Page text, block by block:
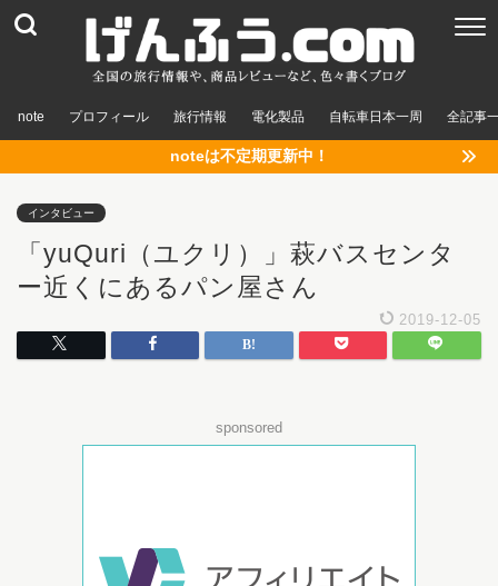
note プロフィール 旅行情報 電化製品 自転車日本一周 全記事
noteは不定期更新中！
インタビュー
「yuQuri（ユクリ）」萩バスセンタ
ー近くにあるパン屋さん
2019-12-05
sponsored